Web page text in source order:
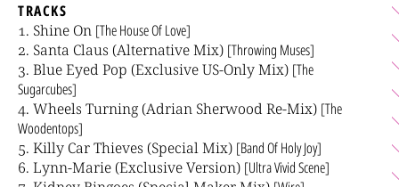
TRACKS
Shine On [The House Of Love]
Santa Claus (Alternative Mix) [Throwing Muses]
Blue Eyed Pop (Exclusive US-Only Mix) [The
Sugarcubes]
Wheels Turning (Adrian Sherwood Re-Mix) [The
Woodentops]
Killy Car Thieves (Special Mix) [Band Of Holy Joy]
Lynn-Marie (Exclusive Version) [Ultra Vivid Scene]